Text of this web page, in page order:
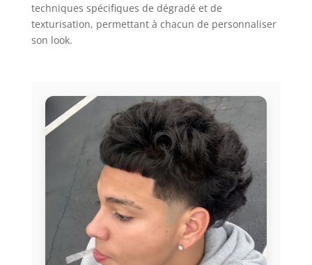
techniques spécifiques de dégradé et de
texturisation, permettant à chacun de personnaliser
son look.